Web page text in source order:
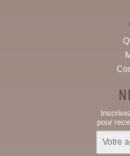
pour